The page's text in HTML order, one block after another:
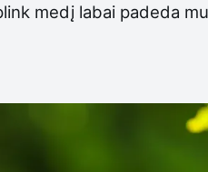
medį labai padeda